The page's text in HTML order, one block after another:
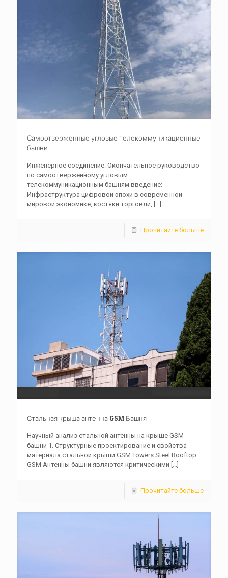
Самоотверженные угловые телекоммуникационные
башни
Инженерное соединение: Окончательное руководство
по самоотверженному угловым
телекоммуникационным башням введение:
Инфраструктура цифровой эпохи в современной
мировой экономике, костяки торговли, [...]
Прочитайте больше
Стальная крыша антенна GSM Башня
Научный анализ стальной антенны на крыше GSM
башни 1. Структурные проектирование и свойства
материала стальной крыши GSM Towers Steel Rooftop
GSM Антенны башни являются критическими [...]
Прочитайте больше